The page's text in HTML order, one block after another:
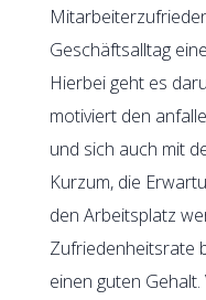
Geschäftsalltag
Hierbei geht es
motiviert den
und sich auch mit
Kurzum, die
den Arbeitsplatz
Zufriedenheitsrate
einen guten